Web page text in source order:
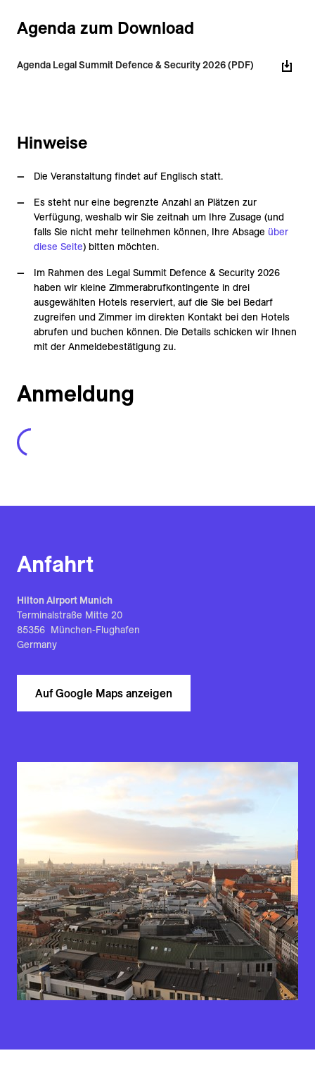
Agenda zum Download
Agenda Legal Summit Defence & Security 2026 (PDF)
Hinweise
Die Veranstaltung findet auf Englisch statt.
Es steht nur eine begrenzte Anzahl an Plätzen zur
Verfügung, weshalb wir Sie zeitnah um Ihre Zusage (und
falls Sie nicht mehr teilnehmen können, Ihre Absage über
diese Seite) bitten möchten.
Im Rahmen des Legal Summit Defence & Security 2026
haben wir kleine Zimmerabrufkontingente in drei
ausgewählten Hotels reserviert, auf die Sie bei Bedarf
zugreifen und Zimmer im direkten Kontakt bei den Hotels
abrufen und buchen können. Die Details schicken wir Ihnen
mit der Anmeldebestätigung zu.
Anmeldung
Fehler beim Abrufen des Formulars
Anfahrt
Hilton Airport Munich
Terminalstraße Mitte 20
85356 München-Flughafen
Germany
Auf Google Maps anzeigen